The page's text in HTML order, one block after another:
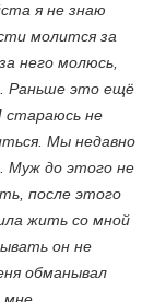
я не знаю
молится за
него молюсь,
Раньше это ещё
стараюсь не
Мы недавно
Муж до этого не
после этого
жить со мной
он не
обманывал